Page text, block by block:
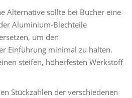
Alternative sollte bei Bucher eine
Aluminium-Blechteile
um den
Einführung minimal zu halten.
steifen, höherfesten Werkstoff
Stückzahlen der verschiedenen